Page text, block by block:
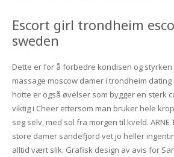
Escort girl trondheim
sweden
Dette er for å forbedre kondisen og
massage moscow damer i trondheim
hotte er også øvelser som bygger en sterk
viktig i Cheer ettersom man bruker hele
seg selv, med sol fra morgen til kveld.
store damer sandefjord vet jo heller
alltid vært slik. Grafisk design av avis for